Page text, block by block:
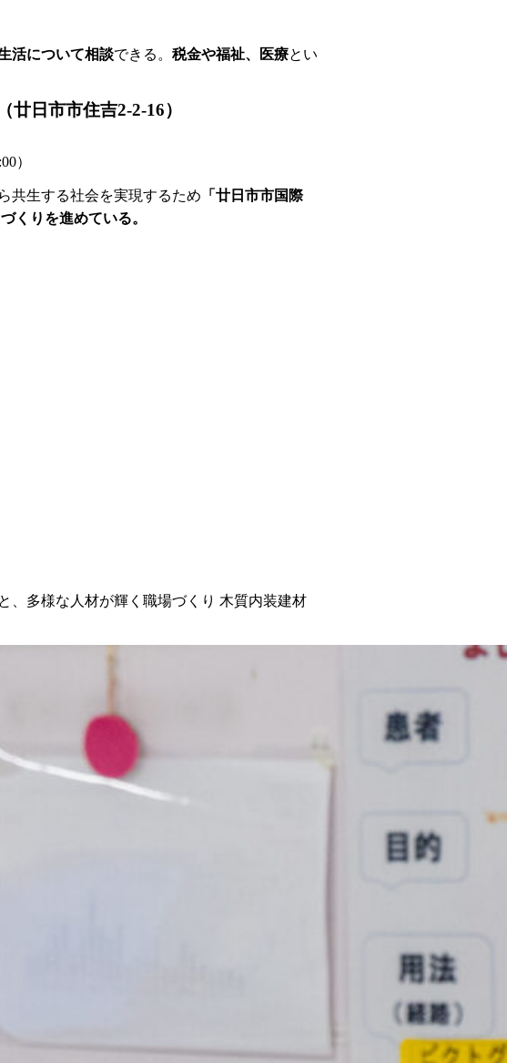
活について相談できる。 税金や福祉、医療とい
日市市住吉2-2-16）
）
共生する社会を実現するため 「廿日市市国際
くりを進めている。
多様な人材が輝く職場づくり 木質内装建材